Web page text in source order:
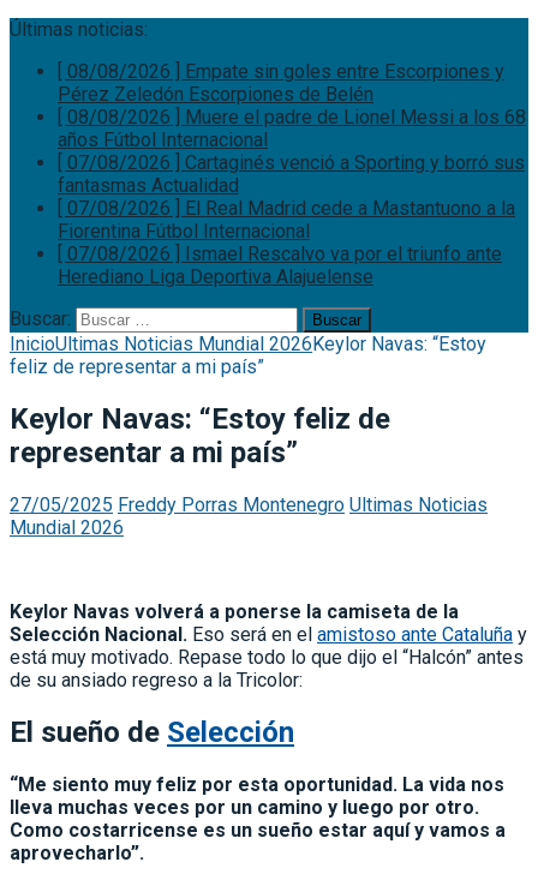
Últimas noticias:
[ 08/08/2026 ] Empate sin goles entre Escorpiones y
Pérez Zeledón Escorpiones de Belén
[ 08/08/2026 ] Muere el padre de Lionel Messi a los 68
años Fútbol Internacional
[ 07/08/2026 ] Cartaginés venció a Sporting y borró sus
fantasmas Actualidad
[ 07/08/2026 ] El Real Madrid cede a Mastantuono a la
Fiorentina Fútbol Internacional
[ 07/08/2026 ] Ismael Rescalvo va por el triunfo ante
Herediano Liga Deportiva Alajuelense
Buscar:
InicioUltimas Noticias Mundial 2026Keylor Navas: “Estoy
feliz de representar a mi país”
Keylor Navas: “Estoy feliz de
representar a mi país”
27/05/2025 Freddy Porras Montenegro Ultimas Noticias
Mundial 2026
Keylor Navas volverá a ponerse la camiseta de la
Selección Nacional. Eso será en el amistoso ante Cataluña y
está muy motivado. Repase todo lo que dijo el “Halcón” antes
de su ansiado regreso a la Tricolor:
El sueño de Selección
“Me siento muy feliz por esta oportunidad. La vida nos
lleva muchas veces por un camino y luego por otro.
Como costarricense es un sueño estar aquí y vamos a
aprovecharlo”.